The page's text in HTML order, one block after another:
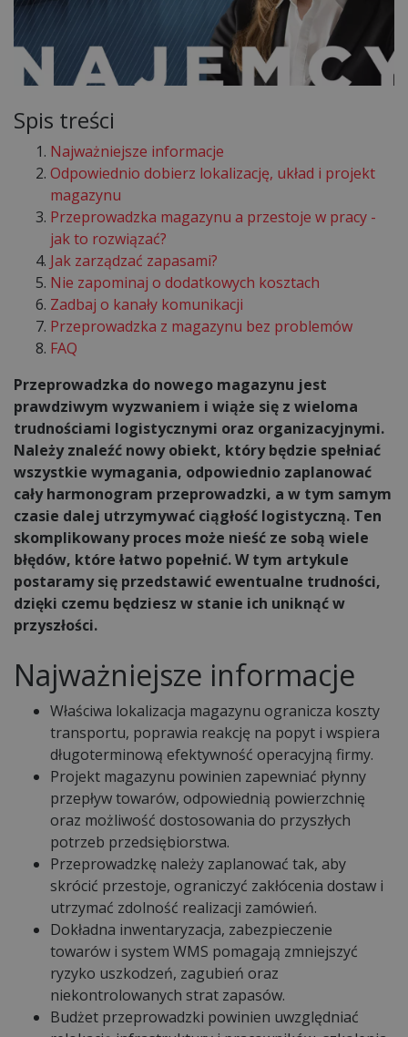
Spis treści
Najważniejsze informacje
Odpowiednio dobierz lokalizację, układ i projekt
magazynu
Przeprowadzka magazynu a przestoje w pracy -
jak to rozwiązać?
Jak zarządzać zapasami?
Nie zapominaj o dodatkowych kosztach
Zadbaj o kanały komunikacji
Przeprowadzka z magazynu bez problemów
FAQ
Przeprowadzka do nowego magazynu jest
prawdziwym wyzwaniem i wiąże się z wieloma
trudnościami logistycznymi oraz organizacyjnymi.
Należy znaleźć nowy obiekt, który będzie spełniać
wszystkie wymagania, odpowiednio zaplanować
cały harmonogram przeprowadzki, a w tym samym
czasie dalej utrzymywać ciągłość logistyczną. Ten
skomplikowany proces może nieść ze sobą wiele
błędów, które łatwo popełnić. W tym artykule
postaramy się przedstawić ewentualne trudności,
dzięki czemu będziesz w stanie ich uniknąć w
przyszłości.
Najważniejsze informacje
Właściwa lokalizacja magazynu ogranicza koszty
transportu, poprawia reakcję na popyt i wspiera
długoterminową efektywność operacyjną firmy.
Projekt magazynu powinien zapewniać płynny
przepływ towarów, odpowiednią powierzchnię
oraz możliwość dostosowania do przyszłych
potrzeb przedsiębiorstwa.
Przeprowadzkę należy zaplanować tak, aby
skrócić przestoje, ograniczyć zakłócenia dostaw i
utrzymać zdolność realizacji zamówień.
Dokładna inwentaryzacja, zabezpieczenie
towarów i system WMS pomagają zmniejszyć
ryzyko uszkodzeń, zagubień oraz
niekontrolowanych strat zapasów.
Budżet przeprowadzki powinien uwzględniać